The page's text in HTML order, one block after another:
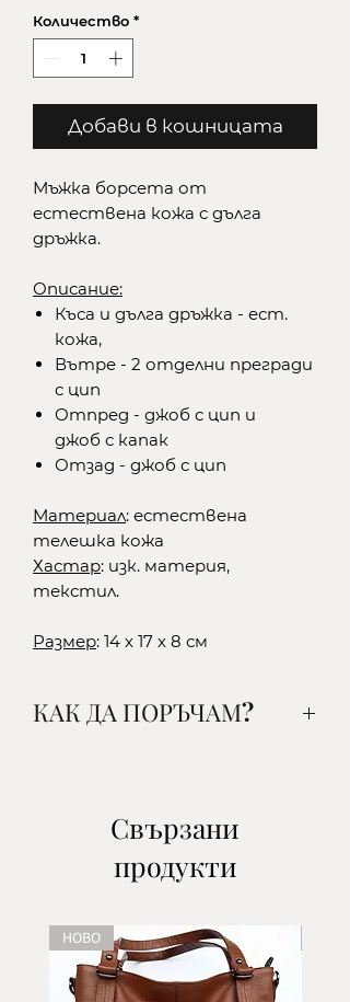
Количество *
Добави в кошницата
Мъжка борсета от
естествена кожа с дълга
дръжка.
Описание:
Къса и дълга дръжка - ест.
кожа,
Вътре - 2 отделни прегради
с цип
Отпред - джоб с цип и
джоб с капак
Отзад - джоб с цип
Материал: естествена
телешка кожа
Хастар: изк. материя,
текстил.
Размер: 14 х 17 х 8 см
КАК ДА ПОРЪЧАМ?
-до офис на ЕКОНТ- наложен
-до офис на СПИДИ- наложен
платеж/поема се от клиента/
-с куриер на ЕКОНТ- наложен
платеж/поема се от клиента/
Свързани
продукти
НОВО